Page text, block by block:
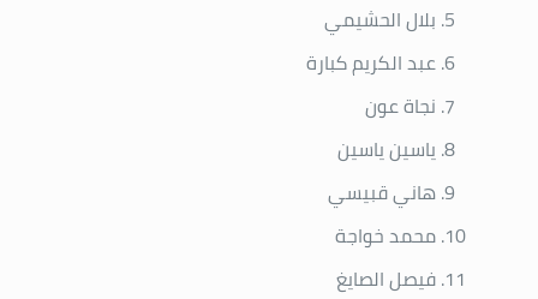
بلال الحشيمي
عبد الكريم كبارة
نجاة عون
ياسين ياسين
هاني قبيسي
محمد خواجة
فيصل الصايغ